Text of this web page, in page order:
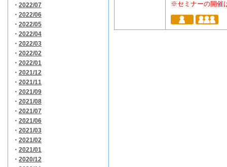
・ 2022/07
・ 2022/06
・ 2022/05
・ 2022/04
・ 2022/03
・ 2022/02
・ 2022/01
・ 2021/12
・ 2021/11
・ 2021/09
・ 2021/08
・ 2021/07
・ 2021/06
・ 2021/03
・ 2021/02
・ 2021/01
・ 2020/12
※セミナーの開催